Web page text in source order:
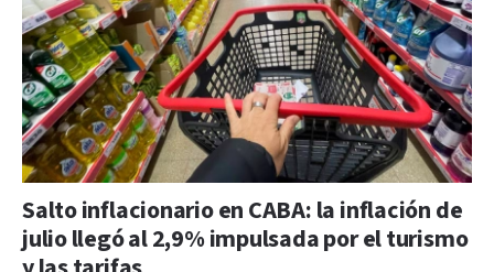
Salto inflacionario en CABA: la inflación de
julio llegó al 2,9% impulsada por el turismo